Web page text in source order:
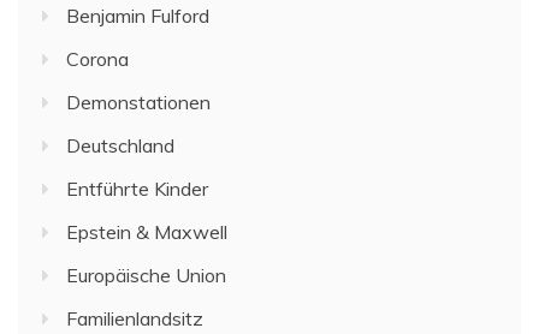
Benjamin Fulford
Corona
Demonstationen
Deutschland
Entführte Kinder
Epstein & Maxwell
Europäische Union
Familienlandsitz